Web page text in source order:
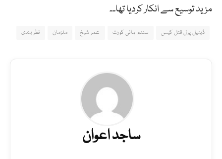
مزید توسیع سے انکار کردیا تھا۔۔
ڈینیل پرل قتل کیس سندھ ہائی کورٹ عمر شیخ ملزمان نظر بندی
ساجد اعوان